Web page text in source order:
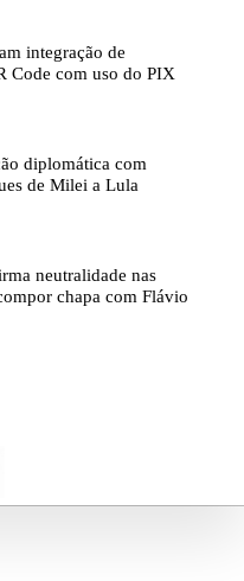
integração de
Code com uso do PIX
diplomática com
de Milei a Lula
neutralidade nas
chapa com Flávio